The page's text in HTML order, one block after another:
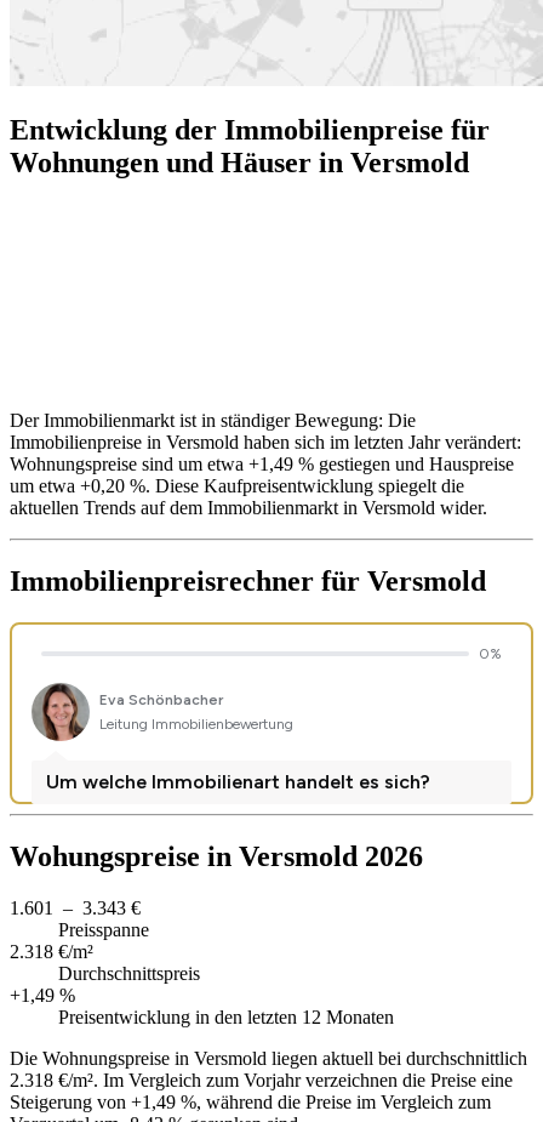
Entwicklung der Immobilienpreise für
Wohnungen und Häuser in Versmold
Der Immobilienmarkt ist in ständiger Bewegung: Die
Immobilienpreise in Versmold haben sich im letzten Jahr verändert:
Wohnungspreise sind um etwa +1,49 % gestiegen und Hauspreise
um etwa +0,20 %. Diese Kaufpreisentwicklung spiegelt die
aktuellen Trends auf dem Immobilienmarkt in Versmold wider.
Immobilienpreisrechner für Versmold
Wohungspreise in Versmold 2026
1.601 – 3.343 €
Preisspanne
2.318 €/m²
Durchschnittspreis
+1,49 %
Preisentwicklung in den letzten 12 Monaten
Die Wohnungspreise in Versmold liegen aktuell bei durchschnittlich
2.318 €/m². Im Vergleich zum Vorjahr verzeichnen die Preise eine
Steigerung von +1,49 %, während die Preise im Vergleich zum